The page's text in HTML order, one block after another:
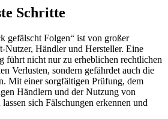
Schritte
gefälscht Folgen“ ist von großer
Nutzer, Händler und Hersteller. Eine
führt nicht nur zu erheblichen rechtlichen
Verlusten, sondern gefährdet auch die
Mit einer sorgfältigen Prüfung, dem
Händlern und der Nutzung von
sich Fälschungen erkennen und